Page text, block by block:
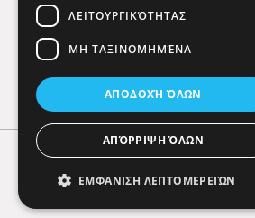
HERE. All
ΛΕΙΤΟΥΡΓΙΚΌΤΗΤΑΣ
ΜΗ ΤΑΞΙΝΟΜΗΜΈΝΑ
ΑΠΟΔΟΧΉ ΌΛΩΝ
ΑΠΌΡΡΙΨΗ ΌΛΩΝ
ΕΜΦΆΝΙΣΗ ΛΕΠΤΟΜΕΡΕΙΏΝ